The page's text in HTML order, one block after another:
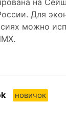
на
Для
можно
новичок